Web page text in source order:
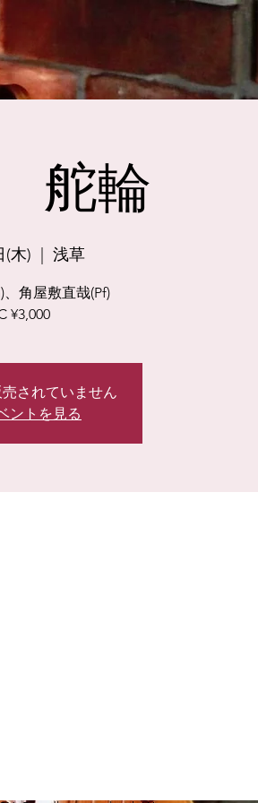
舵輪
(木) 浅草
、角屋敷直哉(Pf)
¥3,000
されていません
ントを見る